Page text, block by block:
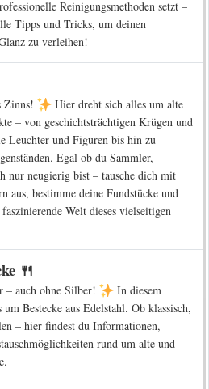
Reinigungsmethoden setzt –
Tipps und Tricks, um deinen
zu verleihen!
Zinns!
Hier dreht sich alles um alte
– von geschichtsträchtigen Krügen und
Leuchter und Figuren bis hin zu
Egal ob du Sammler,
nur neugierig bist – tausche dich mit
aus, bestimme deine Fundstücke und
Welt dieses vielseitigen
🍴
– auch ohne Silber!
In diesem
Bestecke aus Edelstahl. Ob klassisch,
– hier findest du Informationen,
rund um alte und